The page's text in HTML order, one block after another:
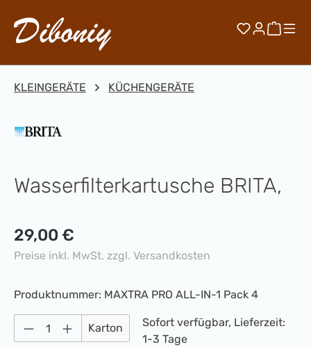
Zum Hauptinhalt springen
Du hast 0
KLEINGERÄTE KÜCHENGERÄTE
Wasserfilterkartusche BRITA,
Regulärer Preis:
29,00 €
Preise inkl. MwSt. zzgl. Versandkosten
Produktnummer: MAXTRA PRO ALL-IN-1 Pack 4
Produkt Anzahl: Gib den gewünschten
Karton
Sofort verfügbar, Lieferzeit:
1-3 Tage